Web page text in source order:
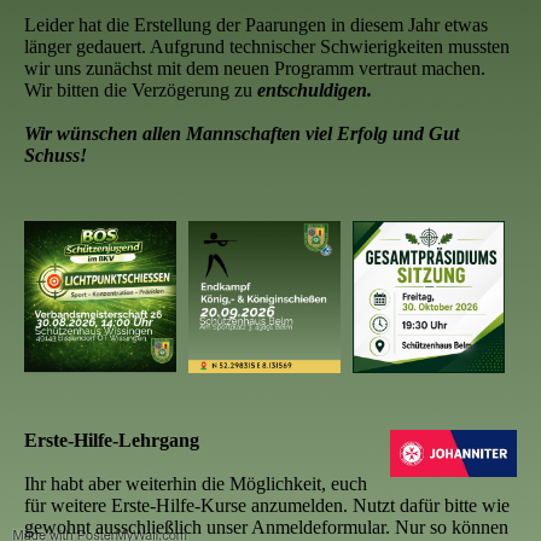
Leider hat die Erstellung der Paarungen in diesem Jahr etwas
länger gedauert. Aufgrund technischer Schwierigkeiten mussten
wir uns zunächst mit dem neuen Programm vertraut machen.
Wir bitten die Verzögerung zu entschuldigen.
Wir wünschen allen Mannschaften viel Erfolg und Gut
Schuss!
Erste-Hilfe-Lehrgang
Ihr habt aber weiterhin die Möglichkeit, euch
für weitere Erste-Hilfe-Kurse anzumelden. Nutzt dafür bitte wie
gewohnt ausschließlich unser Anmeldeformular. Nur so können